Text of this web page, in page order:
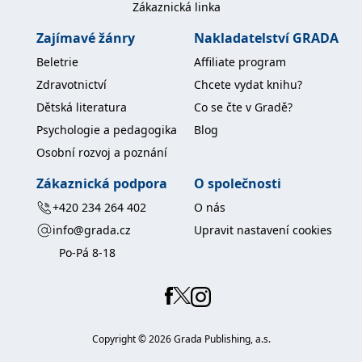
střední a dlouhé tratě. Sport má v genech,
pochází ze slavné sáňkařské rodiny, kde nebyla
nikdy nouze o úspěšné československé
Zákaznická linka
Zajímavé žánry
Beletrie
Zdravotnictví
Dětská literatura
Psychologie a pedagogika
Osobní rozvoj a poznání
Nakladatelství GRADA
Affiliate program
Chcete vydat knihu?
Co se čte v Gradě?
Blog
Zákaznická podpora
+420 234 264 402
info@grada.cz
Po-Pá 8-18
O společnosti
O nás
Upravit nastavení cookies
Copyright ©2026Grada Publishing, a.s.